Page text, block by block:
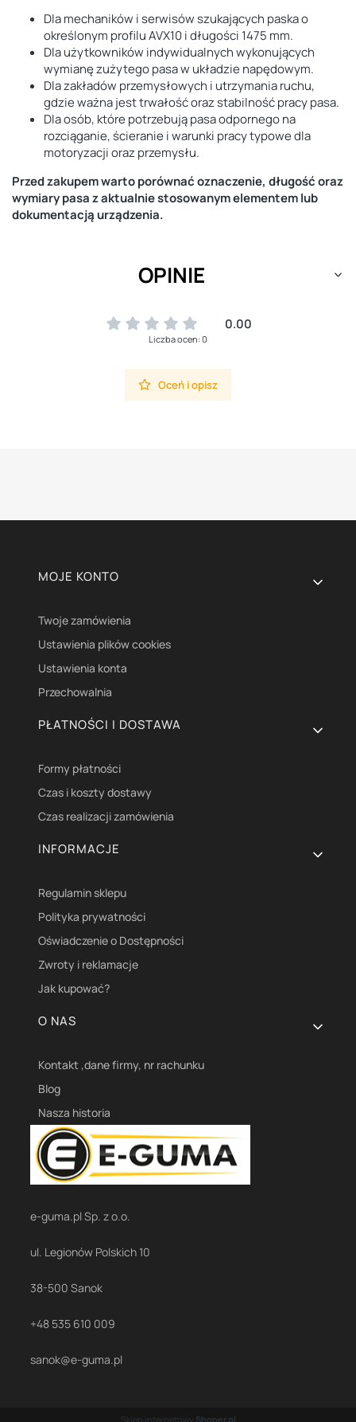
Dla mechaników i serwisów szukających paska o
określonym profilu AVX10 i długości 1475 mm.
Dla użytkowników indywidualnych wykonujących
wymianę zużytego pasa w układzie napędowym.
Dla zakładów przemysłowych i utrzymania ruchu,
gdzie ważna jest trwałość oraz stabilność pracy pasa.
Dla osób, które potrzebują pasa odpornego na
rozciąganie, ścieranie i warunki pracy typowe dla
motoryzacji oraz przemysłu.
Przed zakupem warto porównać oznaczenie, długość oraz
wymiary pasa z aktualnie stosowanym elementem lub
dokumentacją urządzenia.
OPINIE
0.00
Liczba ocen: 0
Oceń i opisz
Linki w stopce
MOJE KONTO
Twoje zamówienia
Ustawienia plików cookies
Ustawienia konta
Przechowalnia
PŁATNOŚCI I DOSTAWA
Formy płatności
Czas i koszty dostawy
Czas realizacji zamówienia
INFORMACJE
Regulamin sklepu
Polityka prywatności
Oświadczenie o Dostępności
Zwroty i reklamacje
Jak kupować?
O NAS
Kontakt ,dane firmy, nr rachunku
Blog
Nasza historia
e-guma.pl Sp. z o.o.
ul. Legionów Polskich 10
38-500 Sanok
+48 535 610 009
sanok@e-guma.pl
Sklep internetowy Shoper.pl